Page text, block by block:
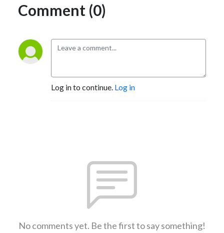
Comment (0)
Log in to continue. Log in
No comments yet. Be the first to say something!